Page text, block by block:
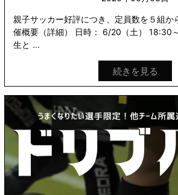
親子サッカー好評につき、定員数を５組
催概要（詳細） 日時： 6/20（土） 18:30
生と ...
続きを見る